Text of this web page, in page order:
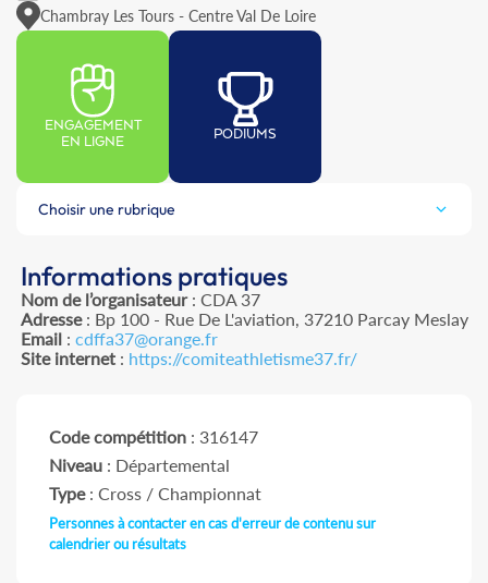
Chambray Les Tours - Centre Val De Loire
ENGAGEMENT
EN LIGNE
PODIUMS
Choisir une rubrique
Informations pratiques
Nom de l’organisateur: CDA 37
Adresse: Bp 100 - Rue De L'aviation, 37210 Parcay Meslay
Email: cdffa37@orange.fr
Site internet: https://comiteathletisme37.fr/
Code compétition : 316147
Niveau : Départemental
Type: Cross / Championnat
Personnes à contacter en cas d'erreur de contenu sur
calendrier ou résultats